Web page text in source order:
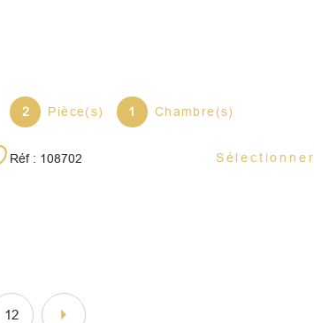
2 Pièce(s) 1 Chambre(s)
Réf : 108702 Sélectionner
12